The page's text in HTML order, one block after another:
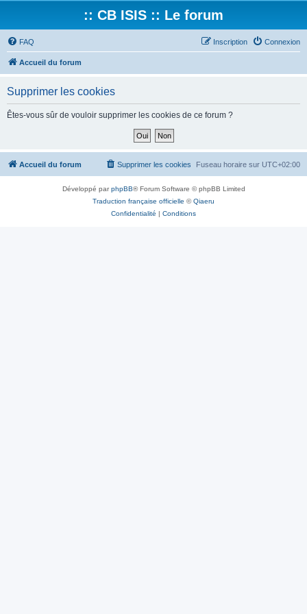
:: CB ISIS :: Le forum
FAQ Connexion
Inscription
Accueil du forum
Supprimer les cookies
Êtes-vous sûr de vouloir supprimer les cookies de ce forum ?
Accueil du forum Fuseau horaire sur UTC+02:00
Supprimer les cookies
Développé parphpBB® Forum Software © phpBB Limited
Traduction française officielle ©Qiaeru
Confidentialité | Conditions